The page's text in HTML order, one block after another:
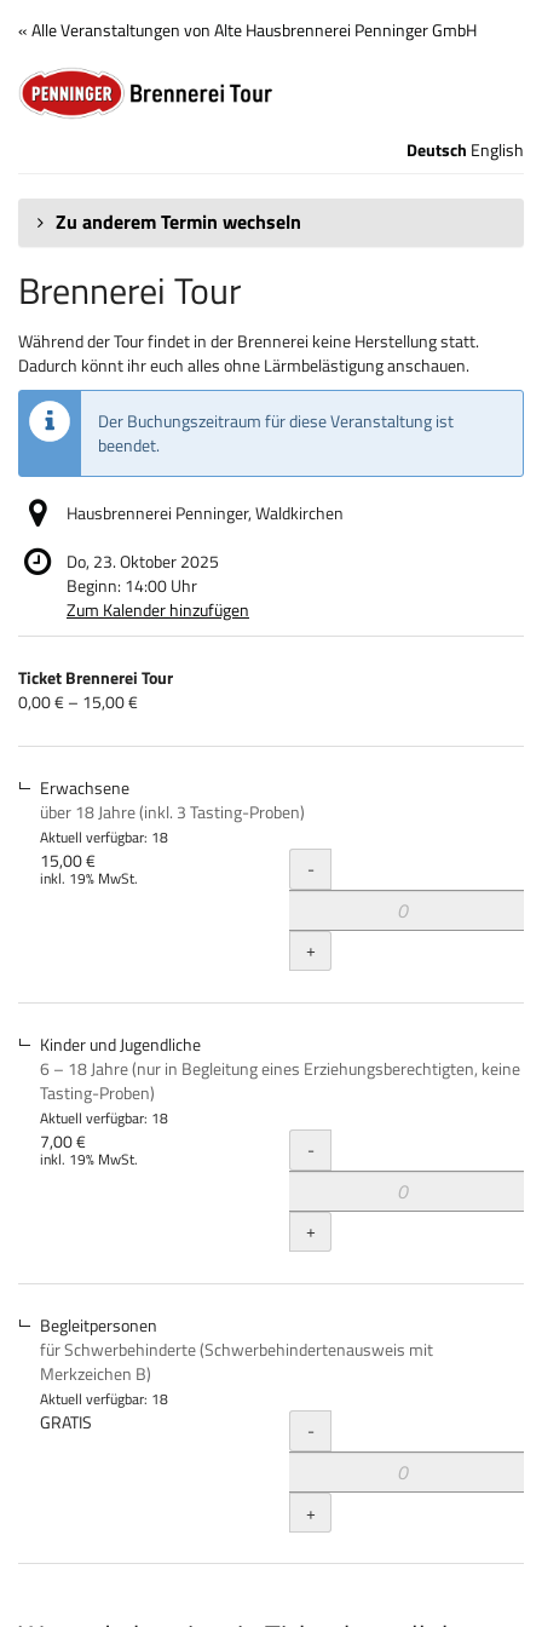
Zum
Haupt-
Inhalt
springen
« Alle Veranstaltungen von Alte Hausbrennerei Penninger GmbH
Brennerei
Tour Deutsch English
Zu anderem Termin wechseln
Brennerei Tour
Während der Tour findet in der Brennerei keine Herstellung statt.
Dadurch könnt ihr euch alles ohne Lärmbelästigung anschauen.
Der Buchungszeitraum für diese Veranstaltung ist
beendet.
Hausbrennerei Penninger, Waldkirchen
Do, 23. Oktober 2025
Beginn: 14:00Uhr
Zum Kalender hinzufügen
Produkte
Unkategorisierte
Produkte
Ticket Brennerei Tour
von
bis
0,00 € – 15,00 €
Erwachsene
über 18 Jahre (inkl. 3 Tasting-Proben)
Aktuell verfügbar: 18
15,00 €
inkl. 19% MwSt. Menge
-
+
Kinder und Jugendliche
6 – 18 Jahre (nur in Begleitung eines Erziehungsberechtigten, keine
Tasting-Proben)
Aktuell verfügbar: 18
7,00 €
inkl. 19% MwSt. Menge
-
+
Begleitpersonen
für Schwerbehinderte (Schwerbehindertenausweis mit
Merkzeichen B)
Aktuell verfügbar: 18
GRATIS Menge
-
+